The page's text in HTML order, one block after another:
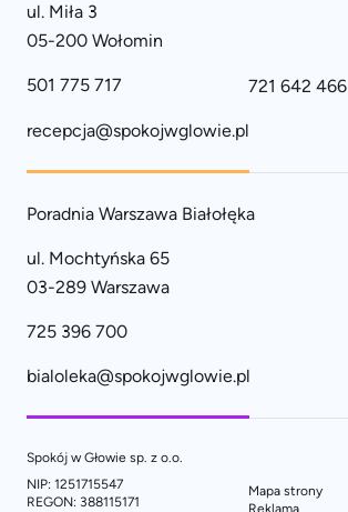
ul. Miła 3
05-200 Wołomin
501 775 717 721 642 466
recepcja@spokojwglowie.pl
Poradnia Warszawa Białołęka
ul. Mochtyńska 65
03-289 Warszawa
725 396 700
bialoleka@spokojwglowie.pl
Spokój w Głowie sp. z o.o.
NIP: 1251715547
REGON: 388115171
Mapa strony
Reklama